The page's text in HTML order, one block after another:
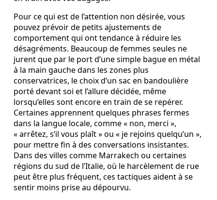
Pour ce qui est de l’attention non désirée, vous
pouvez prévoir de petits ajustements de
comportement qui ont tendance à réduire les
désagréments. Beaucoup de femmes seules ne
jurent que par le port d’une simple bague en métal
à la main gauche dans les zones plus
conservatrices, le choix d’un sac en bandoulière
porté devant soi et l’allure décidée, même
lorsqu’elles sont encore en train de se repérer.
Certaines apprennent quelques phrases fermes
dans la langue locale, comme « non, merci »,
« arrêtez, s’il vous plaît » ou « je rejoins quelqu’un »,
pour mettre fin à des conversations insistantes.
Dans des villes comme Marrakech ou certaines
régions du sud de l’Italie, où le harcèlement de rue
peut être plus fréquent, ces tactiques aident à se
sentir moins prise au dépourvu.